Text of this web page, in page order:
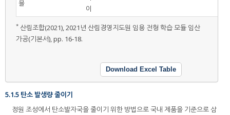
블
이
* 산림조합(2021), 2021년 산림경영지도원 임용 전형 학습 모듈 임산
가공(기본서), pp. 16-18.
Download Excel Table
5.1.5 탄소 발생량 줄이기
정원 조성에서 탄소발자국을 줄이기 위한 방법으로 국내 제품을 기준으로 삼